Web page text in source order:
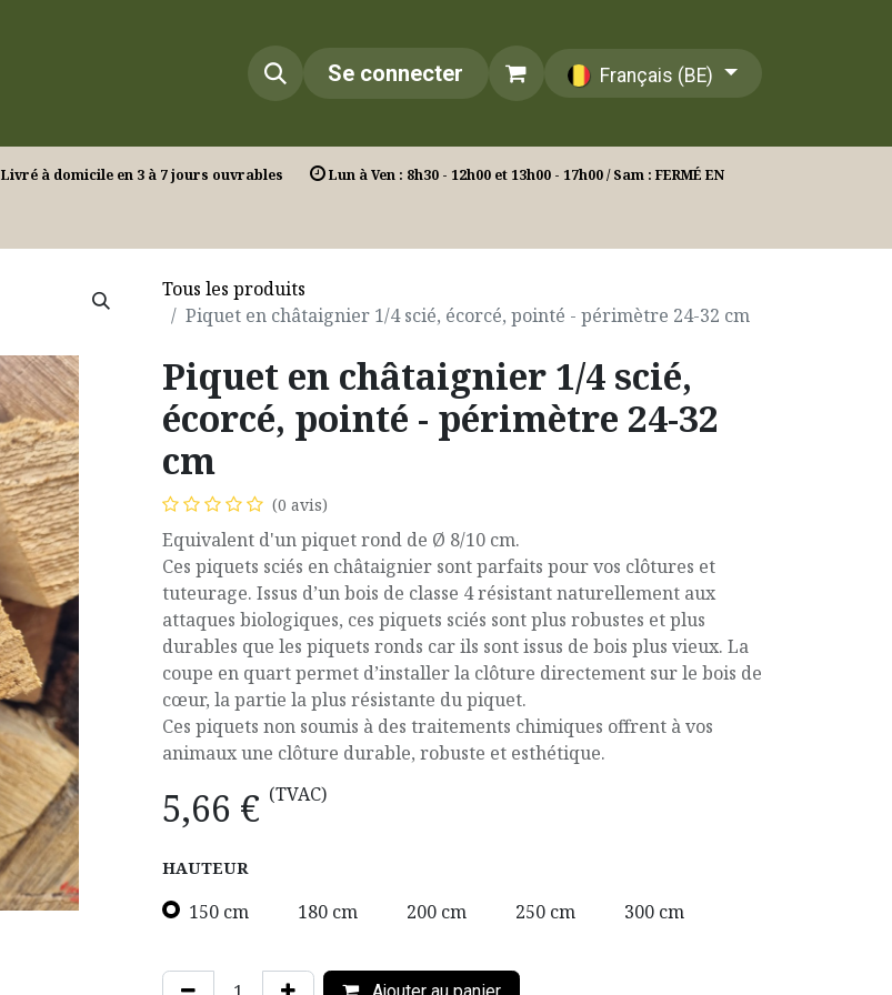
Se connecter Français (BE)
Livré à domicile en 3 à 7 jours ouvrables
Lun à Ven : 8h30 - 12h00 et 13h00 - 17h00 / Sam : FERMÉ EN
Tous les produits
Piquet en châtaignier 1/4 scié, écorcé, pointé - périmètre 24-32 cm
Piquet en châtaignier 1/4 scié,
écorcé, pointé - périmètre 24-32
cm
(0 avis)
Equivalent d'un piquet rond de Ø 8/10 cm.
Ces piquets sciés en châtaignier sont parfaits pour vos clôtures et
tuteurage. Issus d’un bois de classe 4 résistant naturellement aux
attaques biologiques, ces piquets sciés sont plus robustes et plus
durables que les piquets ronds car ils sont issus de bois plus vieux. La
coupe en quart permet d’installer la clôture directement sur le bois de
cœur, la partie la plus résistante du piquet.
Ces piquets non soumis à des traitements chimiques offrent à vos
animaux une clôture durable, robuste et esthétique.
5,66 € (TVAC)
HAUTEUR
150 cm 180 cm 200 cm 250 cm 300 cm